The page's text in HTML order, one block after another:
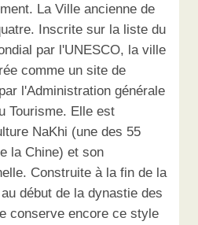
La Ville ancienne de
Inscrite sur la liste du
par l'UNESCO, la ville
comme un site de
l'Administration générale
Tourisme. Elle est
NaKhi (une des 55
la Chine) et son
Construite à la fin de la
début de la dynastie des
conserve encore ce style